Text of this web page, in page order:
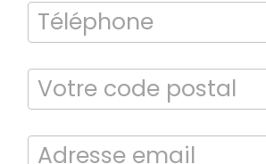
Bilan énergétique
DPE